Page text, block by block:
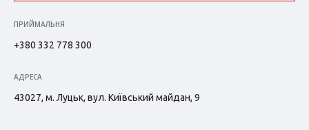
ПРИЙМАЛЬНЯ
+380 332 778 300
АДРЕСА
43027, м. Луцьк, вул. Київський майдан, 9